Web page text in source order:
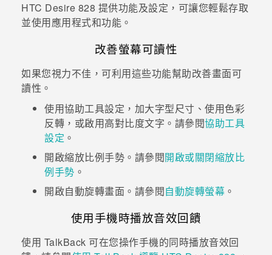
優惠專區
校園專案
企業採購
銷售通路
支援服務
VIVELAND
HTC Desire 828 提供功能及設定，可讓您輕鬆存取
並使用應用程式和功能。
改善螢幕可讀性
如果您視力不佳，可利用這些功能幫助改善畫面可
讀性。
使用協助工具設定，加大字型尺寸、使用色彩
反轉，或啟用高對比度文字。請參閱協助工具
設定 。
開啟縮放比例手勢。請參閱開啟或關閉縮放比
例手勢 。
開啟自動旋轉畫面。請參閱自動旋轉螢幕 。
使用手機時播放音效回饋
使用 TalkBack 可在您操作手機的同時播放音效回